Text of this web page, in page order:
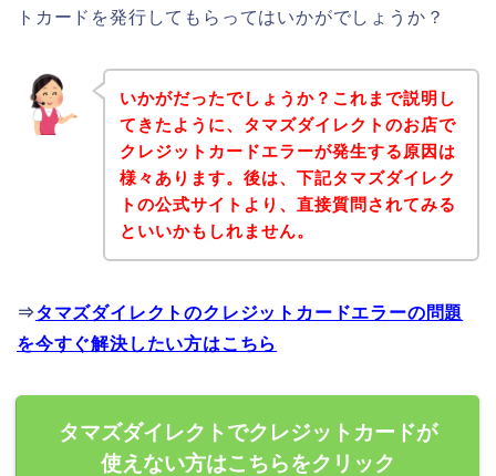
トカードを発行してもらってはいかがでしょうか？
いかがだったでしょうか？これまで説明し
てきたように、タマズダイレクトのお店で
クレジットカードエラーが発生する原因は
様々あります。後は、下記タマズダイレク
トの公式サイトより、直接質問されてみる
といいかもしれません。
⇒タマズダイレクトのクレジットカードエラーの問題
を今すぐ解決したい方はこちら
タマズダイレクトでクレジットカードが
使えない方はこちらをクリック